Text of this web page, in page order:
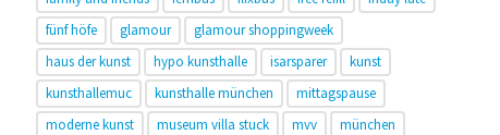
fünf höfe
glamour
glamour shoppingweek
haus der kunst
hypo kunsthalle isarsparer
kunst
kunsthallemuc
kunsthalle münchen
mittagspause
moderne kunst
museum villa stuck mvv
münchen